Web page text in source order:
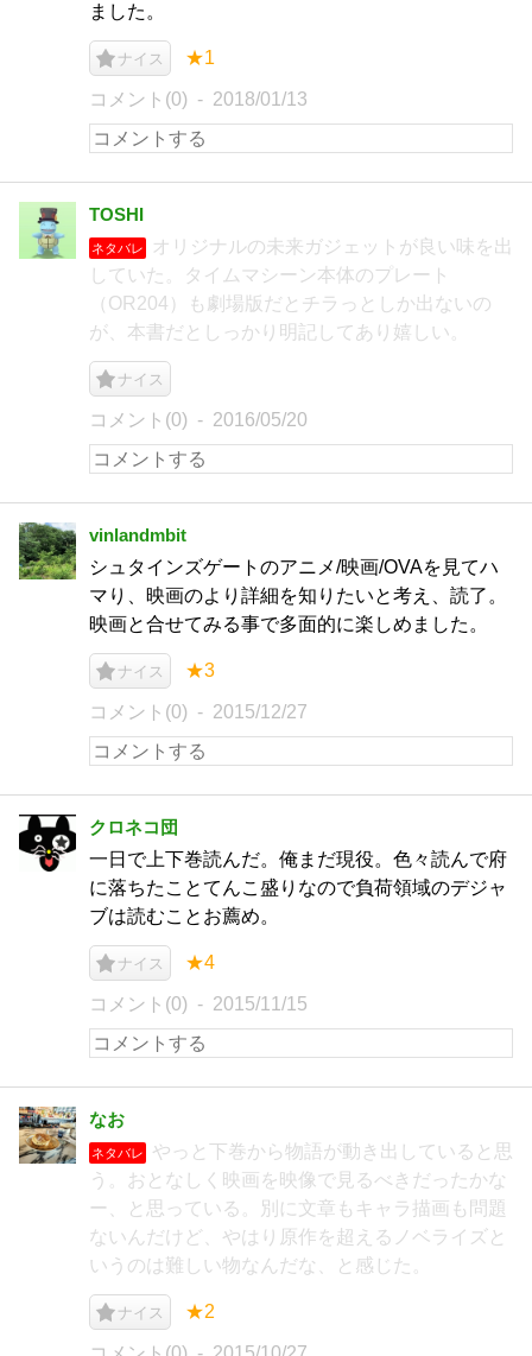
ました。
ナイス ★1
コメント(0) 2018/01/13
TOSHI
ネタバレ
オリジナルの未来ガジェットが良い味を出
していた。タイムマシーン本体のプレート
（OR204）も劇場版だとチラっとしか出ないの
が、本書だとしっかり明記してあり嬉しい。
ナイス
コメント(0) 2016/05/20
vinlandmbit
シュタインズゲートのアニメ/映画/OVAを見てハ
マり、映画のより詳細を知りたいと考え、読了。
映画と合せてみる事で多面的に楽しめました。
ナイス ★3
コメント(0) 2015/12/27
クロネコ団
一日で上下巻読んだ。俺まだ現役。色々読んで府
に落ちたことてんこ盛りなので負荷領域のデジャ
ブは読むことお薦め。
ナイス ★4
コメント(0) 2015/11/15
なお
ネタバレ
やっと下巻から物語が動き出していると思
う。おとなしく映画を映像で見るべきだったかな
ー、と思っている。別に文章もキャラ描画も問題
ないんだけど、やはり原作を超えるノベライズと
いうのは難しい物なんだな、と感じた。
ナイス ★2